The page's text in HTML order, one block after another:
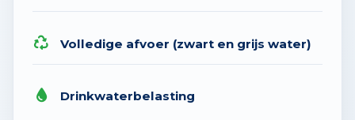
Volledige afvoer (zwart en grijs water)
Drinkwaterbelasting